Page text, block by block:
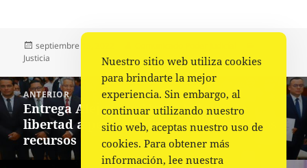
Publicado
el
septiembre 15, 2022
Justicia
Navegación
de
entradas
ANTERIOR
Entrada
anterior:
Entrega Alejandro Murat boletas de
libertad a personas indígenas de escasos
recursos
Nuestro sitio web utiliza cookies
para brindarte la mejor
experiencia. Sin embargo, al
continuar utilizando nuestro
sitio web, aceptas nuestro uso de
cookies. Para obtener más
información, lee nuestra